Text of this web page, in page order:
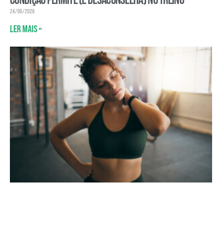
24/06/2026
Ler mais »